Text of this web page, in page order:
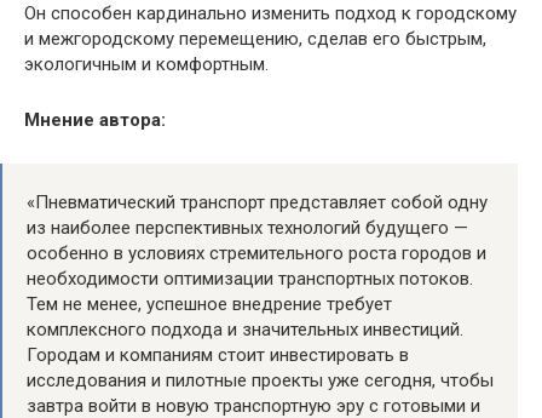
Он способен кардинально изменить подход к городскому
и межгородскому перемещению, сделав его быстрым,
экологичным и комфортным.
Мнение автора:
«Пневматический транспорт представляет собой одну
из наиболее перспективных технологий будущего —
особенно в условиях стремительного роста городов и
необходимости оптимизации транспортных потоков.
Тем не менее, успешное внедрение требует
комплексного подхода и значительных инвестиций.
Городам и компаниям стоит инвестировать в
исследования и пилотные проекты уже сегодня, чтобы
завтра войти в новую транспортную эру с готовыми и